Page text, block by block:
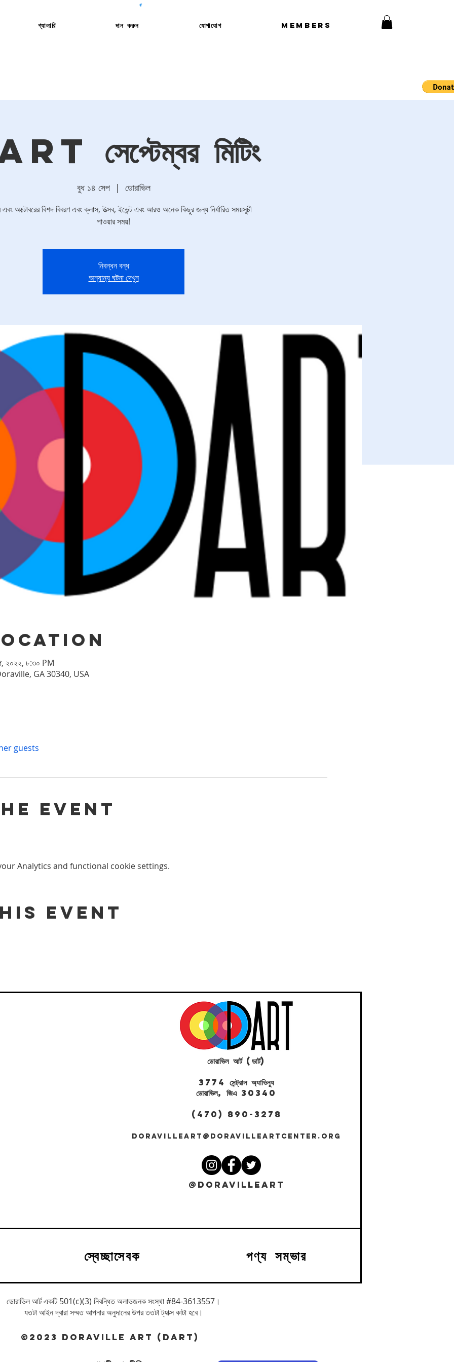
গ্যালারি দান করুন যোগাযোগ Members
সেপ্টেম্বর মিটিং
বুধ ১৪ সেপ
  |
ডোরাভিল
এবং অক্টোবরের বিশদ বিবরণ এবং ক্লাস, উত্সব, ইভেন্ট এবং আরও অনেক কিছুর জন্য নির্ধারিত সময়সূচী
পাওয়ার সময়!
নিবন্ধন বন্ধ
অন্যান্য ঘটনা দেখুন
২০২২, ৮:৩০ PM
GA 30340, USA
guests
event
Analytics and functional cookie settings.
event
ডোরাভিল আর্ট (ডার্ট)
3774 সেন্ট্রাল অ্যাভিন্যু
ডোরাভিল, জিএ 30340
(470) 890-3278
DORAVILLEART@DORAVILLEARTCENTER.ORG
@DORAVILLEART
স্বেচ্ছাসেবক পণ্য সম্ভার
ডোরাভিল আর্ট একটি 501(c)(3) নিবন্ধিত অলাভজনক সংস্থা #84-3613557।
যতটা আইন দ্বারা সম্মত আপনার অনুদানের উপর ততটা ট্যাক্স কাটা হবে।
©2023 DORAVILLE ART (DART)